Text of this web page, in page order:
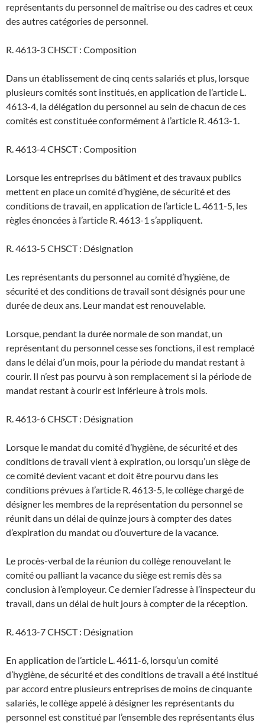
représentants du personnel de maîtrise ou des cadres et ceux
des autres catégories de personnel.
R. 4613-3 CHSCT : Composition
Dans un établissement de cinq cents salariés et plus, lorsque
plusieurs comités sont institués, en application de l’article L.
4613-4, la délégation du personnel au sein de chacun de ces
comités est constituée conformément à l’article R. 4613-1.
R. 4613-4 CHSCT : Composition
Lorsque les entreprises du bâtiment et des travaux publics
mettent en place un comité d’hygiène, de sécurité et des
conditions de travail, en application de l’article L. 4611-5, les
règles énoncées à l’article R. 4613-1 s’appliquent.
R. 4613-5 CHSCT : Désignation
Les représentants du personnel au comité d’hygiène, de
sécurité et des conditions de travail sont désignés pour une
durée de deux ans. Leur mandat est renouvelable.
Lorsque, pendant la durée normale de son mandat, un
représentant du personnel cesse ses fonctions, il est remplacé
dans le délai d’un mois, pour la période du mandat restant à
courir. Il n’est pas pourvu à son remplacement si la période de
mandat restant à courir est inférieure à trois mois.
R. 4613-6 CHSCT : Désignation
Lorsque le mandat du comité d’hygiène, de sécurité et des
conditions de travail vient à expiration, ou lorsqu’un siège de
ce comité devient vacant et doit être pourvu dans les
conditions prévues à l’article R. 4613-5, le collège chargé de
désigner les membres de la représentation du personnel se
réunit dans un délai de quinze jours à compter des dates
d’expiration du mandat ou d’ouverture de la vacance.
Le procès-verbal de la réunion du collège renouvelant le
comité ou palliant la vacance du siège est remis dès sa
conclusion à l’employeur. Ce dernier l’adresse à l’inspecteur du
travail, dans un délai de huit jours à compter de la réception.
R. 4613-7 CHSCT : Désignation
En application de l’article L. 4611-6, lorsqu’un comité
d’hygiène, de sécurité et des conditions de travail a été institué
par accord entre plusieurs entreprises de moins de cinquante
salariés, le collège appelé à désigner les représentants du
personnel est constitué par l’ensemble des représentants élus